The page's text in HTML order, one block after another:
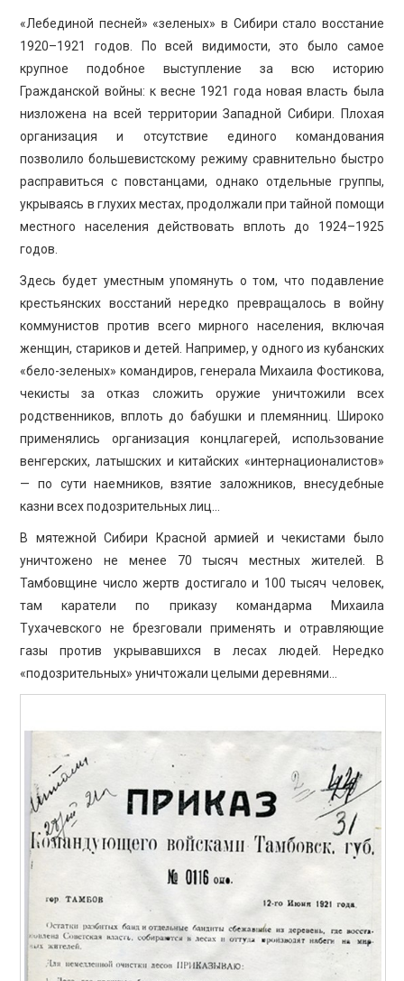
«Лебединой песней» «зеленых» в Сибири стало восстание
1920–1921 годов. По всей видимости, это было самое
крупное подобное выступление за всю историю
Гражданской войны: к весне 1921 года новая власть была
низложена на всей территории Западной Сибири. Плохая
организация и отсутствие единого командования
позволило большевистскому режиму сравнительно быстро
расправиться с повстанцами, однако отдельные группы,
укрываясь в глухих местах, продолжали при тайной помощи
местного населения действовать вплоть до 1924–1925
годов.
Здесь будет уместным упомянуть о том, что подавление
крестьянских восстаний нередко превращалось в войну
коммунистов против всего мирного населения, включая
женщин, стариков и детей. Например, у одного из кубанских
«бело-зеленых» командиров, генерала Михаила Фостикова,
чекисты за отказ сложить оружие уничтожили всех
родственников, вплоть до бабушки и племянниц. Широко
применялись организация концлагерей, использование
венгерских, латышских и китайских «интернационалистов»
— по сути наемников, взятие заложников, внесудебные
казни всех подозрительных лиц…
В мятежной Сибири Красной армией и чекистами было
уничтожено не менее 70 тысяч местных жителей. В
Тамбовщине число жертв достигало и 100 тысяч человек,
там каратели по приказу командарма Михаила
Тухачевского не брезговали применять и отравляющие
газы против укрывавшихся в лесах людей. Нередко
«подозрительных» уничтожали целыми деревнями…